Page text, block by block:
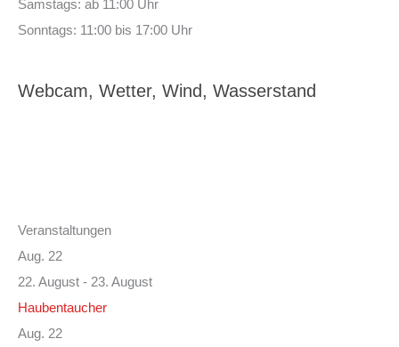
Samstags: ab 11:00 Uhr
Sonntags: 11:00 bis 17:00 Uhr
Webcam, Wetter, Wind, Wasserstand
Veranstaltungen
Aug. 22
22. August - 23. August
Haubentaucher
Aug. 22